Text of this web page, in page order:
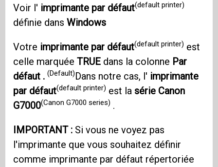
Voir l' imprimante par défaut(default printer)
définie dansWindows
Votre imprimante par défaut(default printer) est
celle marquéeTRUE dans la colonne Par
défaut .(Default)Dans notre cas, l' imprimante
par défaut(default printer) est la série Canon
G7000(Canon G7000 series) .
IMPORTANT : Si vous ne voyez pas
l'imprimante que vous souhaitez définir
comme imprimante par défaut répertoriée